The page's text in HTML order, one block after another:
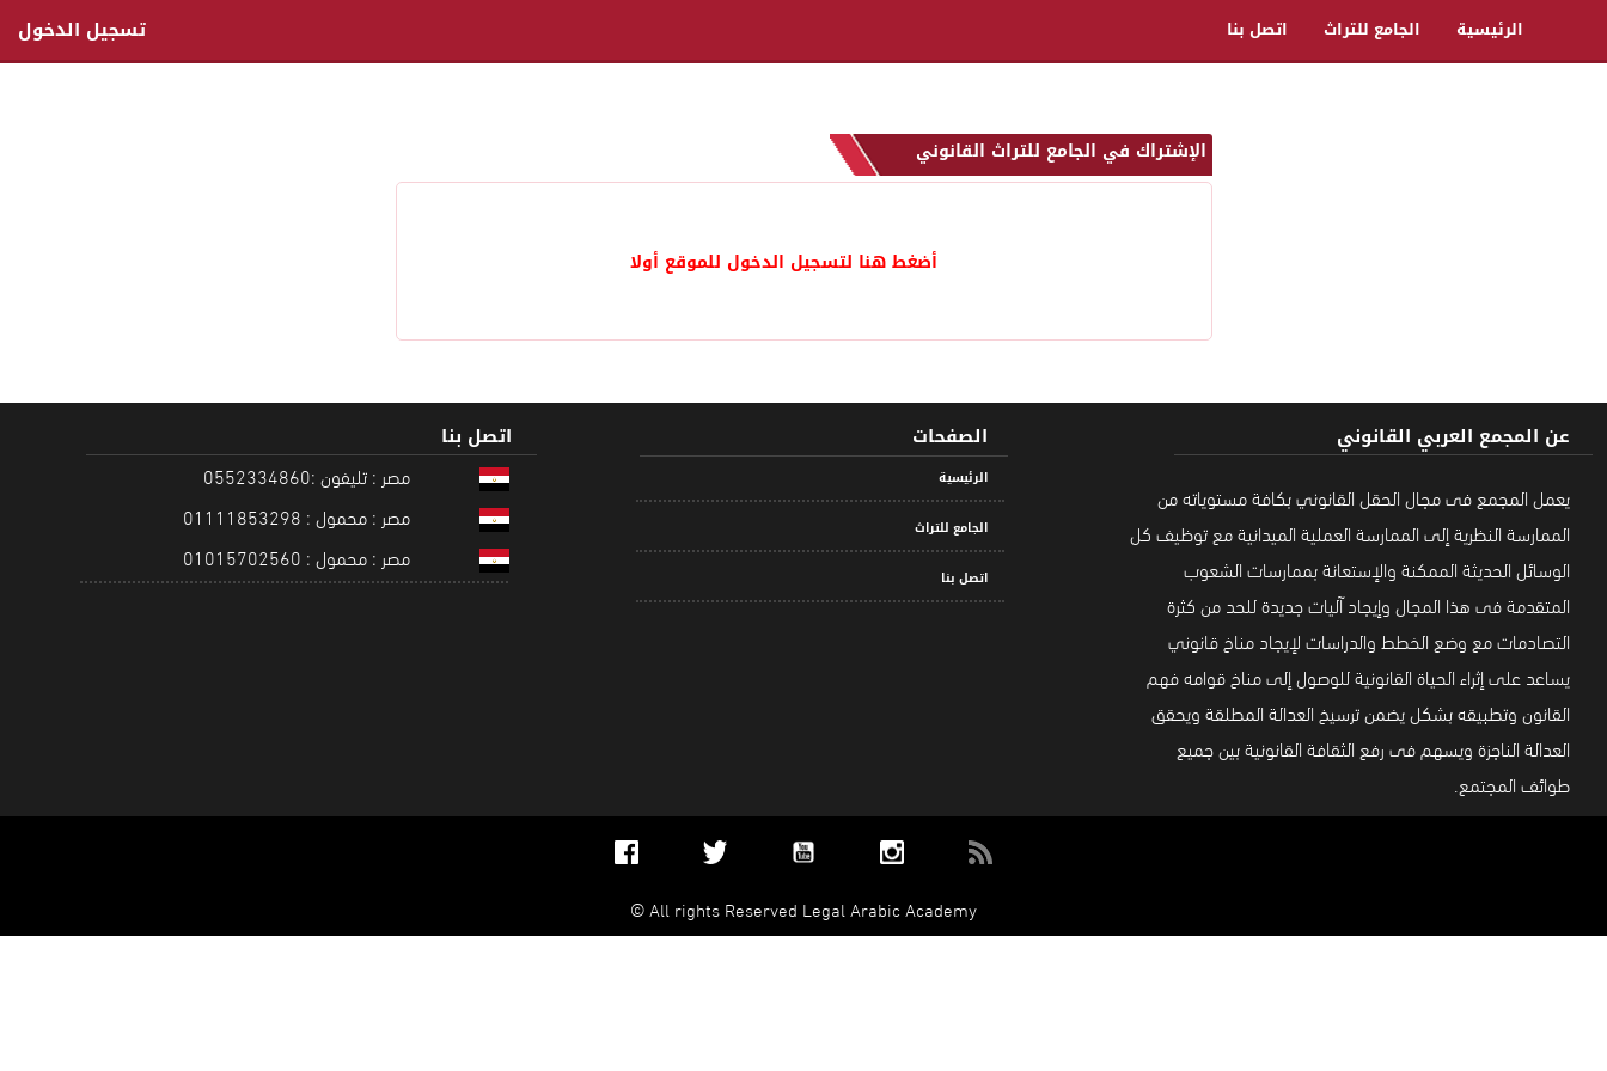
الرئيسية الجامع للتراث اتصل بنا تسجيل الدخول
الإشتراك في الجامع للتراث القانوني
أضغط هنا لتسجيل الدخول للموقع أولا
عن المجمع العربي القانوني
يعمل المجمع فى مجال الحقل القانوني بكافة مستوياته من
الممارسة النظرية إلى الممارسة العملية الميدانية مع توظيف كل
الوسائل الحديثة الممكنة والإستعانة بممارسات الشعوب
المتقدمة فى هذا المجال وإيجاد آليات جديدة للحد من كثرة
التصادمات مع وضع الخطط والدراسات لإيجاد مناخ قانوني
يساعد على إثراء الحياة القانونية للوصول إلى مناخ قوامه فهم
القانون وتطبيقه بشكل يضمن ترسيخ العدالة المطلقة ويحقق
العدالة الناجزة ويسهم فى رفع الثقافة القانونية بين جميع
طوائف المجتمع.
الصفحات
الرئيسية
الجامع للتراث
اتصل بنا
اتصل بنا
مصر : تليفون :0552334860
مصر : محمول : 01111853298
مصر : محمول : 01015702560
All rights Reserved Legal Arabic Academy ©